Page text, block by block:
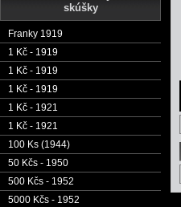
skúšky
Franky 1919
1 Kč - 1919
1 Kč - 1919
1 Kč - 1919
1 Kč - 1921
1 Kč - 1921
100 Ks (1944)
50 Kčs - 1950
500 Kčs - 1952
5000 Kčs - 1952